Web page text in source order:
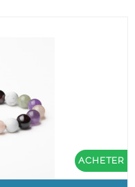
ACHETER